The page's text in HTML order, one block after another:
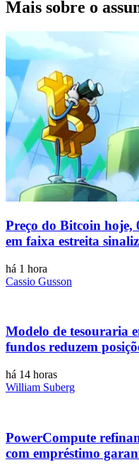
Mais sobre o
Preço do Bitcoin hoje,
em faixa estreita
há 1 hora
Cassio Gusson
Modelo de tesouraria
fundos reduzem
há 14 horas
William Suberg
PowerCompute
com empréstimo